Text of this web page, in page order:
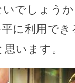
でしょう
に利用で
います。